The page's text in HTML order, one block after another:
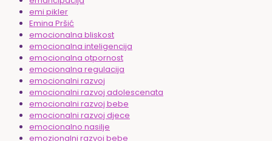
emi pikler
Emina Pršić
emocionalna bliskost
emocionalna inteligencija
emocionalna otpornost
emocionalna regulacija
emocionalni razvoj
emocionalni razvoj adolescenata
emocionalni razvoj bebe
emocionalni razvoj djece
emocionalno nasilje
emozionalni razvoj bebe